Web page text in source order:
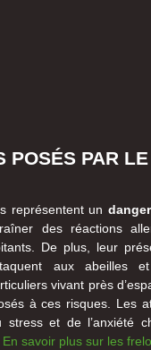
POSÉS PAR
représentent un
des réactions
De plus, leur
aux abeilles
vivant près
à ces risques. Les
stress et de l’anxiété
En savoir plus sur les